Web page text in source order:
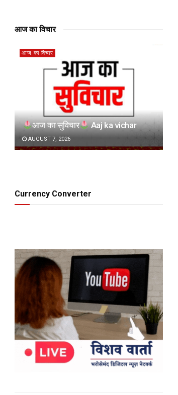
आज का विचार
आज का विचार
आज का सुविचार Aaj ka vichar
AUGUST 7, 2026
Currency Converter